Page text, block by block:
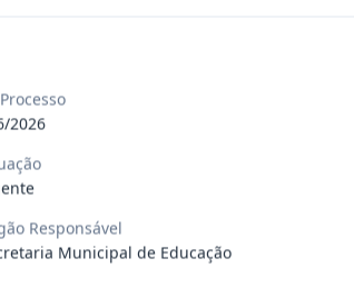
...
...
2026
Responsável
Municipal de Educação